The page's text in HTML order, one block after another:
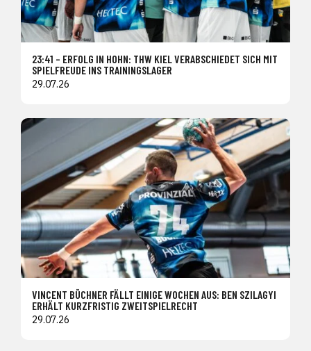
23:41 – ERFOLG IN HOHN: THW KIEL VERABSCHIEDET SICH MIT
SPIELFREUDE INS TRAININGSLAGER
29.07.26
VINCENT BÜCHNER FÄLLT EINIGE WOCHEN AUS: BEN SZILAGYI
ERHÄLT KURZFRISTIG ZWEITSPIELRECHT
29.07.26